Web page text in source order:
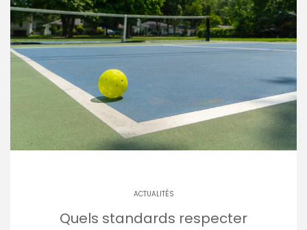
ACTUALITÉS
Quels standards respecter